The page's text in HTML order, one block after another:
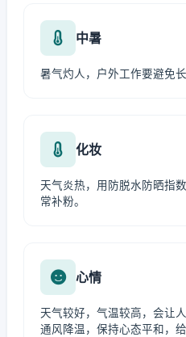
中暑
暑气灼人，户外工作要避免
化妆
天气炎热，用防脱水防晒指
常补粉。
心情
天气较好，气温较高，会让
通风降温，保持心态平和，给